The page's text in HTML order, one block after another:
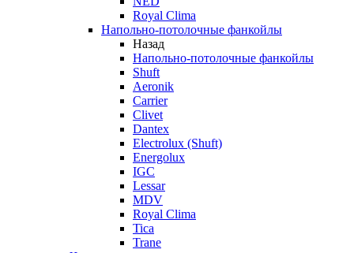
Royal Clima
Напольно-потолочные фанкойлы
Назад
Напольно-потолочные фанкойлы
Shuft
Aeronik
Carrier
Clivet
Dantex
Electrolux (Shuft)
Energolux
IGC
Lessar
MDV
Royal Clima
Tica
Trane